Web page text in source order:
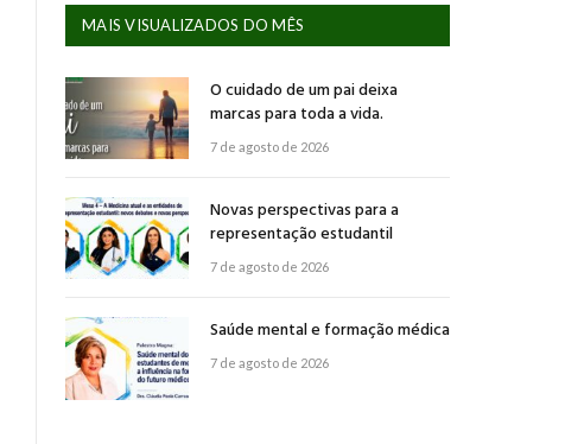
MAIS VISUALIZADOS DO MÊS
O cuidado de um pai deixa
marcas para toda a vida.
7 de agosto de 2026
Novas perspectivas para a
representação estudantil
7 de agosto de 2026
Saúde mental e formação médica
7 de agosto de 2026